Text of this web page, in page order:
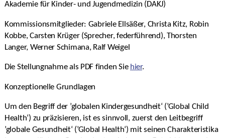
Akademie für Kinder- und Jugendmedizin (DAKJ)
Kommissionsmitglieder: Gabriele Ellsäßer, Christa Kitz, Robin
Kobbe, Carsten Krüger (Sprecher, federführend), Thorsten
Langer, Werner Schimana, Ralf Weigel
Die Stellungnahme als PDF finden Sie hier.
Konzeptionelle Grundlagen
Um den Begriff der ’globalen Kindergesundheit‘ (’Global Child
Health‘) zu präzisieren, ist es sinnvoll, zuerst den Leitbegriff
’globale Gesundheit‘ (’Global Health‘) mit seinen Charakteristika